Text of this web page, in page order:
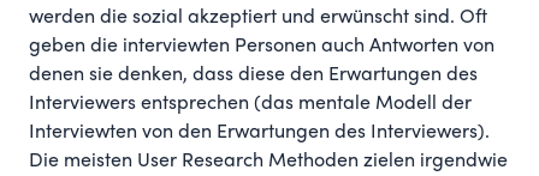
werden die sozial akzeptiert und erwünscht sind. Oft
geben die interviewten Personen auch Antworten von
denen sie denken, dass diese den Erwartungen des
Interviewers entsprechen (das mentale Modell der
Interviewten von den Erwartungen des Interviewers).
Die meisten User Research Methoden zielen irgendwie